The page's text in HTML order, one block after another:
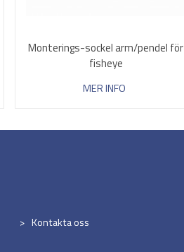
Monterings-sockel arm/pendel för
fisheye
MER INFO
Kontakta oss